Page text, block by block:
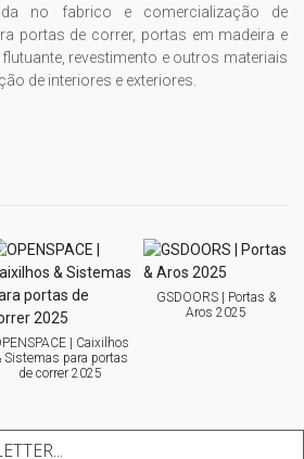
no fabrico e comercialização de
portas de correr, portas em madeira e
revestimento e outros materiais
de interiores e exteriores.
| Caixilhos
Sistemas para portas
de correr 2025
GSDOORS | Portas &
Aros 2025